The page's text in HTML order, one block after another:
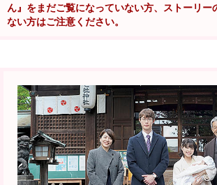
ん』をまだご覧になっていない方、ストーリー
ない方はご注意ください。